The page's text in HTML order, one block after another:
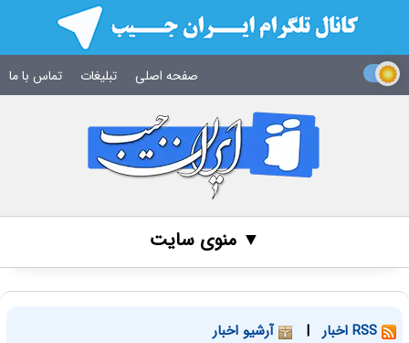
صفحه اصلی تبلیغات تماس با ما
▼ منوی سایت
| آرشیو اخبار